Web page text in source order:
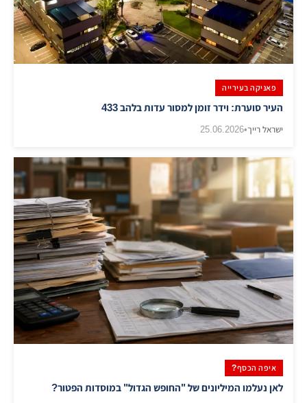
פאניקה בעירייה
העיר סוערת: וידר זומן למסור עדות בלהב 433
ישראל רייך•
25.06.2026
איפה הכסף?
לאן נעלמו המיליונים של "החופש הגדול" במוסדות הפטור?